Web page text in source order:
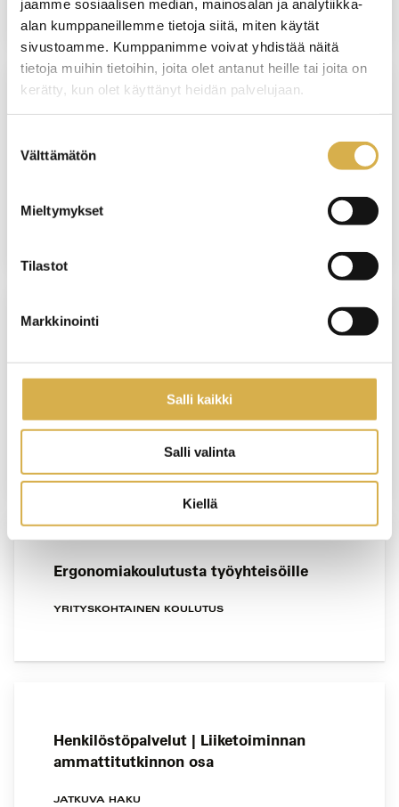
jaamme sosiaalisen median, mainosalan ja analytiikka-
alan kumppaneillemme tietoja siitä, miten käytät
sivustoamme. Kumppanimme voivat yhdistää näitä
tietoja muihin tietoihin, joita olet antanut heille tai joita on
kerätty, kun olet käyttänyt heidän palvelujaan.
valinta
Välttämätön
Mieltymykset
Tilastot
Markkinointi
Salli kaikki
Salli valinta
Kiellä
Aulapalveluhenkilö | Liiketoiminnan
ammattitutkinto, liiketoiminnan
Terveydenhuollon sihteeri |
Liiketoiminnan ammattitutkinto,
Ergonomiakoulutusta työyhteisöille
YRITYSKOHTAINEN KOULUTUS
Henkilöstöpalvelut | Liiketoiminnan
ammattitutkinnon osa
JATKUVA HAKU